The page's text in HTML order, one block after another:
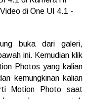
buka dari galeri,
ini. Kemudian klik
Photos yang kalian
kemungkinan kalian
Motion Photo saat